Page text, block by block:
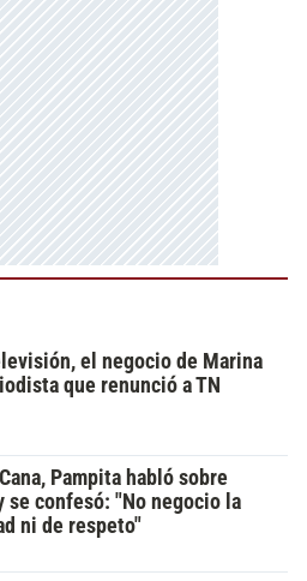
el negocio de Marina
que renunció a TN
Pampita habló sobre
se confesó: "No negocio la
ni de respeto"